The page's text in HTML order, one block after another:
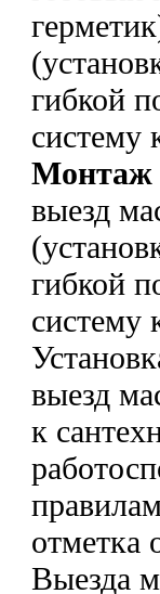
гибкой
систему
Монтаж
выезд
гибкой
систему
выезд
к
отметка
Выезда